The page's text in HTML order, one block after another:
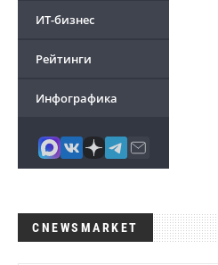
ИТ-бизнес
Рейтинги
Инфографика
CNEWSMARKET